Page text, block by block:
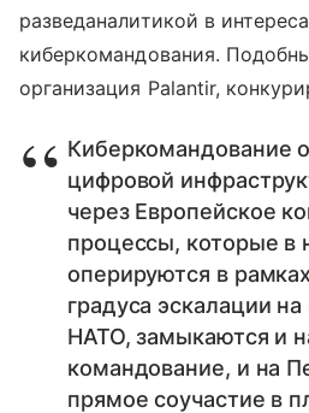
разведаналитикой в
киберкомандования.
организация Palantir,
Киберкомандование
цифровой
через Европейское
процессы, которые в
оперируются в
градуса эскалации
НАТО, замыкаются и
командование, и на
прямое соучастие в